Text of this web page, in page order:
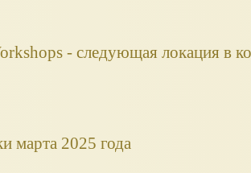
- следующая локация в
марта 2025 года